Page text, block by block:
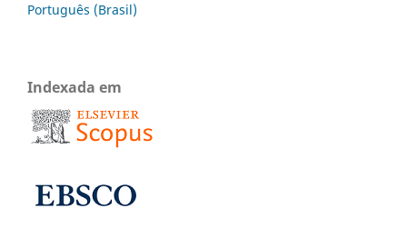
Português (Brasil)
Indexada em